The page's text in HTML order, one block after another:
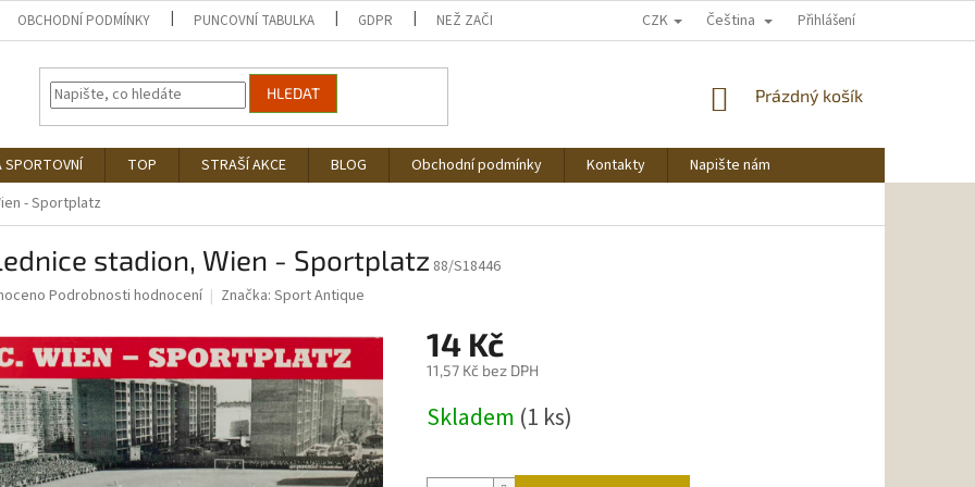
OBCHODNÍ PODMÍNKY PUNCOVNÍ TABULKA GDPR NEŽ ZAČNU NAKUPOVAT CZK Čeština Přihlášení
HLEDAT
NÁKUPNÍ
Prázdný košík
SPORTOVNÍ TOP STRAŠÍ AKCE BLOG Obchodní podmínky Kontakty
Napište nám
- Sportplatz
stadion, Wien - Sportplatz 88/S18446
Podrobnosti hodnocení Značka: Sport Antique
14 Kč
11,57 Kč bez DPH
cena:
Skladem (1 ks)